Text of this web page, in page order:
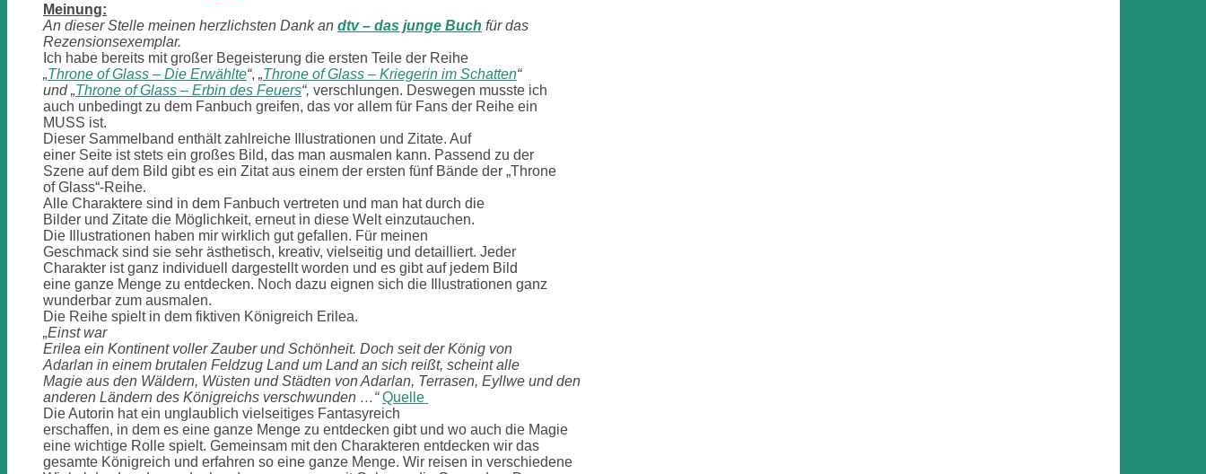
Meinung:
An dieser Stelle meinen herzlichsten Dank an dtv – das junge Buch für das
Rezensionsexemplar.
Ich habe bereits mit großer Begeisterung die ersten Teile der Reihe
„Throne of Glass – Die Erwählte“, „Throne of Glass – Kriegerin im Schatten“
und „Throne of Glass – Erbin des Feuers“, verschlungen. Deswegen musste ich
auch unbedingt zu dem Fanbuch greifen, das vor allem für Fans der Reihe ein
MUSS ist.
Dieser Sammelband enthält zahlreiche Illustrationen und Zitate. Auf
einer Seite ist stets ein großes Bild, das man ausmalen kann. Passend zu der
Szene auf dem Bild gibt es ein Zitat aus einem der ersten fünf Bände der „Throne
of Glass“-Reihe.
Alle Charaktere sind in dem Fanbuch vertreten und man hat durch die
Bilder und Zitate die Möglichkeit, erneut in diese Welt einzutauchen.
Die Illustrationen haben mir wirklich gut gefallen. Für meinen
Geschmack sind sie sehr ästhetisch, kreativ, vielseitig und detailliert. Jeder
Charakter ist ganz individuell dargestellt worden und es gibt auf jedem Bild
eine ganze Menge zu entdecken. Noch dazu eignen sich die Illustrationen ganz
wunderbar zum ausmalen.
Die Reihe spielt in dem fiktiven Königreich Erilea.
„Einst war
Erilea ein Kontinent voller Zauber und Schönheit. Doch seit der König von
Adarlan in einem brutalen Feldzug Land um Land an sich reißt, scheint alle
Magie aus den Wäldern, Wüsten und Städten von Adarlan, Terrasen, Eyllwe und den
anderen Ländern des Königreichs verschwunden …“Quelle
Die Autorin hat ein unglaublich vielseitiges Fantasyreich
erschaffen, in dem es eine ganze Menge zu entdecken gibt und wo auch die Magie
eine wichtige Rolle spielt. Gemeinsam mit den Charakteren entdecken wir das
gesamte Königreich und erfahren so eine ganze Menge. Wir reisen in verschiedene